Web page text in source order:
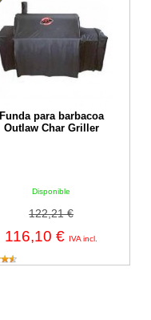
Funda para barbacoa
Outlaw Char Griller
Disponible
122,21 €
116,10 € IVA incl.